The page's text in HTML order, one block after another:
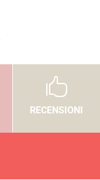

RECENSIONI